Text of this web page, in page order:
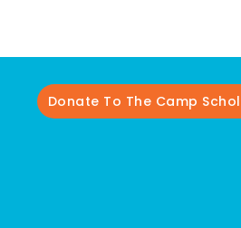
Donate To The Camp